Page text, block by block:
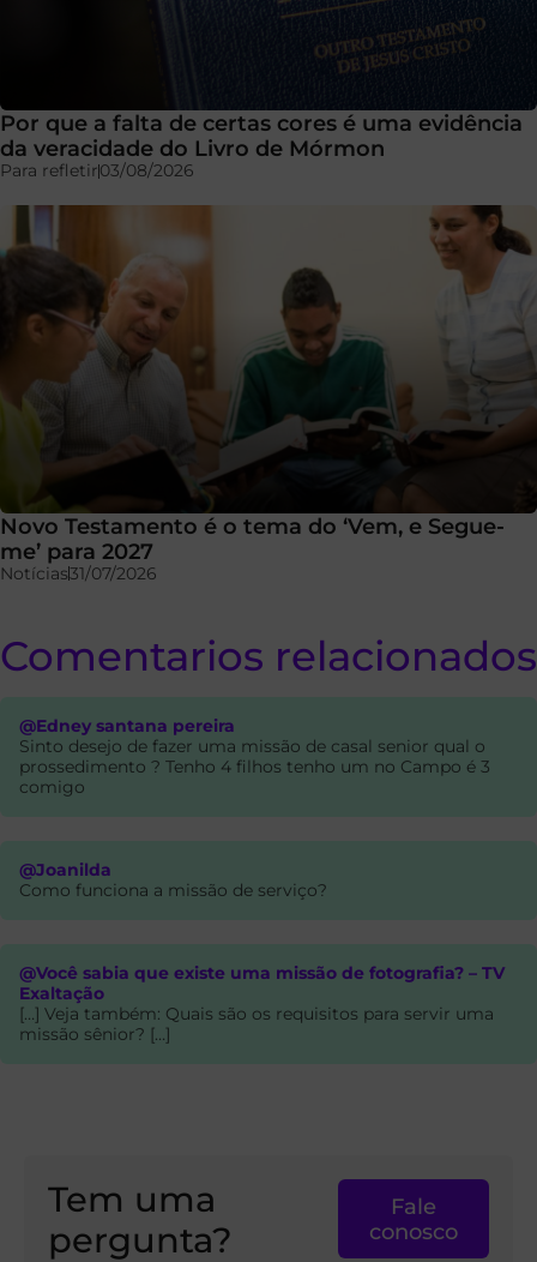
Por que a falta de certas cores é uma evidência
da veracidade do Livro de Mórmon
Para refletir03/08/2026
Novo Testamento é o tema do ‘Vem, e Segue-
me’ para 2027
Notícias31/07/2026
Comentarios relacionados
@Edney santana pereira
Sinto desejo de fazer uma missão de casal senior qual o
prossedimento ? Tenho 4 filhos tenho um no Campo é 3
comigo
@Joanilda
Como funciona a missão de serviço?
@Você sabia que existe uma missão de fotografia? – TV
Exaltação
[…] Veja também: Quais são os requisitos para servir uma
missão sênior? […]
Tem uma
pergunta?
Fale
conosco